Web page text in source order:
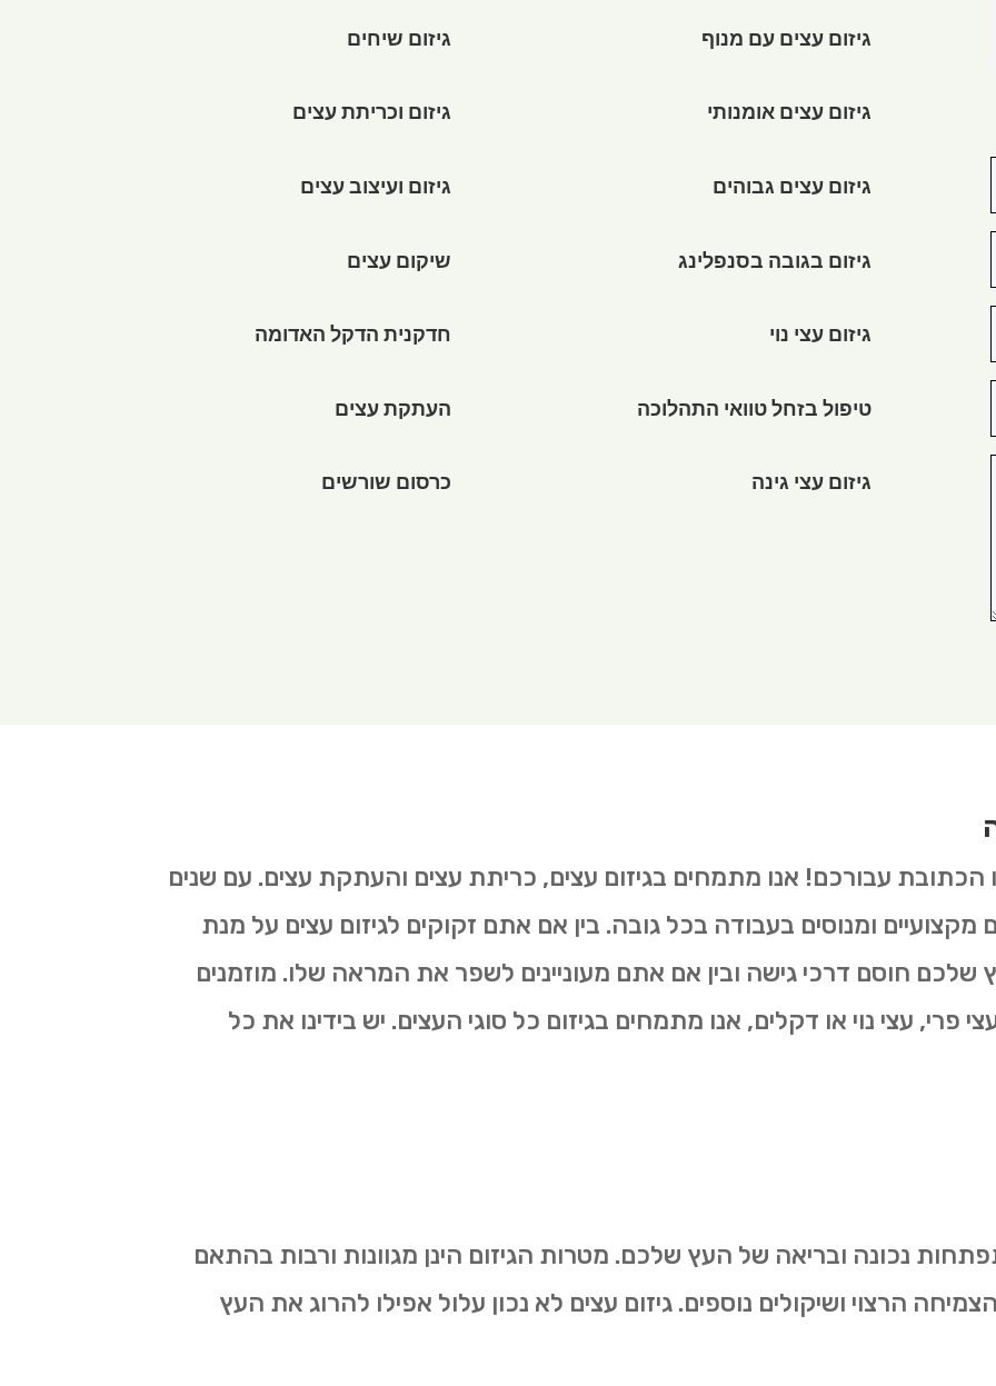
גיזום שיחים
גיזום וכריתת עצים
גיזום ועיצוב עצים
שיקום עצים
חדקנית הדקל האדומה
העתקת עצים
כרסום שורשים
גיזום עצים עם מנוף
גיזום עצים אומנותי
גיזום עצים גבוהים
גיזום בגובה בסנפלינג
גיזום עצי נוי
טיפול בזחל טוואי התהלוכה
גיזום עצי גינה
הכתובת עבורכם! אנו מתמחים בגיזום עצים, כריתת עצים והעתקת עצים. עם שנים
מקצועיים ומנוסים בעבודה בכל גובה. בין אם אתם זקוקים לגיזום עצים על מנת
חוסם דרכי גישה ובין אם אתם מעוניינים לשפר את המראה שלו. מוזמנים
עצי נוי או דקלים, אנו מתמחים בגיזום כל סוגי העצים. יש בידינו את כל
נכונה ובריאה של העץ שלכם. מטרות הגיזום הינן מגוונות ורבות בהתאם
הרצוי ושיקולים נוספים. גיזום עצים לא נכון עלול אפילו להרוג את העץ